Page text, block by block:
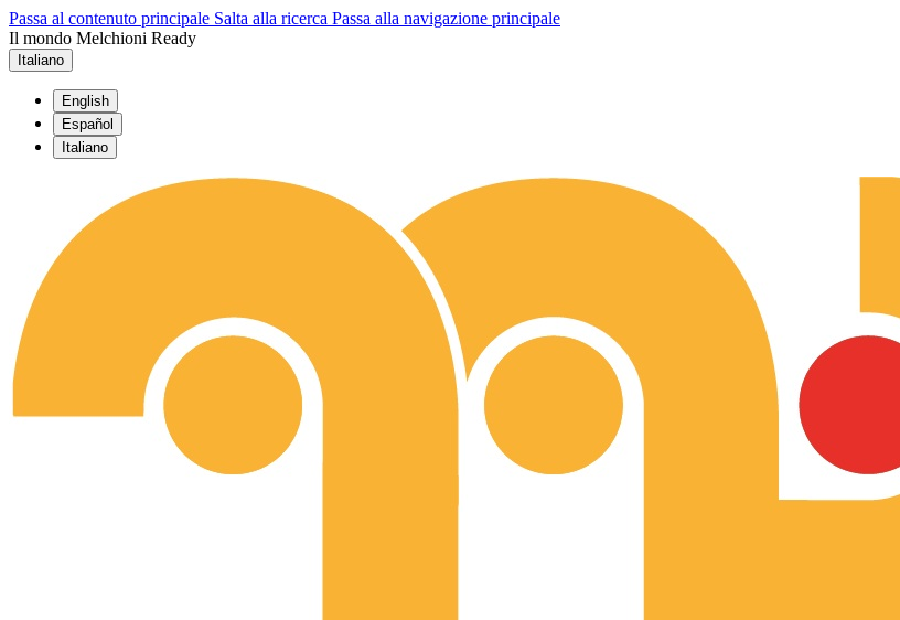
Passa al contenuto principale Salta alla ricerca Passa alla navigazione principale
Il mondo Melchioni Ready
Italiano
English
Español
Italiano